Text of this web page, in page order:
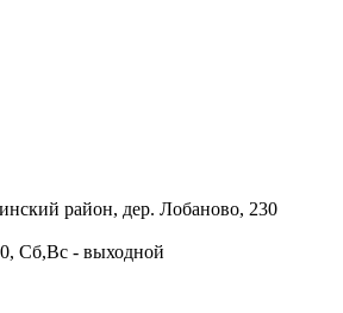
район, дер. Лобаново, 230
Cб,Вс - выходной